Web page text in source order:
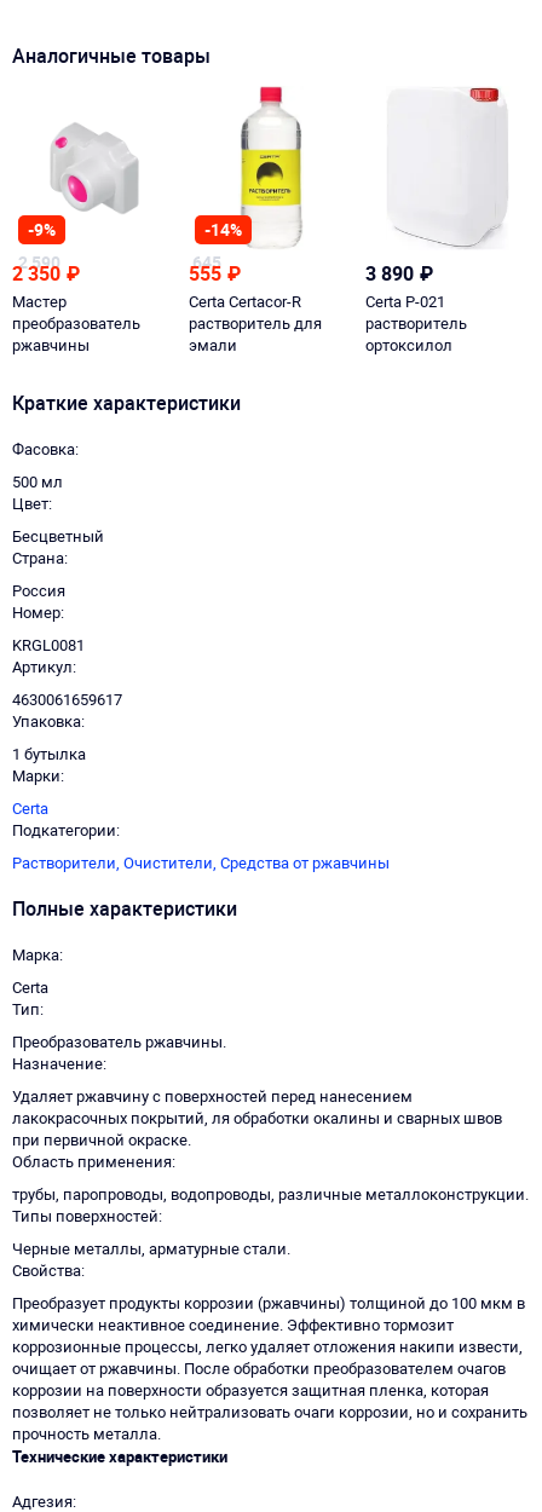
Аналогичные товары
-9%
2 590
2 350 ₽
Мастер
преобразователь
ржавчины
-14%
645
555 ₽
Certa Certacor-R
растворитель для
эмали
3 890 ₽
Certa Р-021
растворитель
ортоксилол
Краткие характеристики
Фасовка
500 мл
Цвет
Бесцветный
Страна
Россия
Номер
KRGL0081
Артикул
4630061659617
Упаковка
1 бутылка
Марки
Certa
Подкатегории
Растворители, Очистители, Средства от ржавчины
Полные характеристики
Марка
Certa
Тип
Преобразователь ржавчины.
Назначение
Удаляет ржавчину с поверхностей перед нанесением
лакокрасочных покрытий, ля обработки окалины и сварных швов
при первичной окраске.
Область применения
трубы, паропроводы, водопроводы, различные металлоконструкции.
Типы поверхностей
Черные металлы, арматурные стали.
Свойства
Преобразует продукты коррозии (ржавчины) толщиной до 100 мкм в
химически неактивное соединение. Эффективно тормозит
коррозионные процессы, легко удаляет отложения накипи извести,
очищает от ржавчины. После обработки преобразователем очагов
коррозии на поверхности образуется защитная пленка, которая
позволяет не только нейтрализовать очаги коррозии, но и сохранить
прочность металла.
Технические характеристики
Адгезия